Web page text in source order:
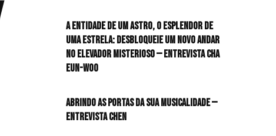
A entidade de um astro, o esplendor de
uma estrela: desbloqueie um novo andar
no elevador misterioso — Entrevista CHA
EUN-WOO
Abrindo as portas da sua musicalidade —
Entrevista CHEN